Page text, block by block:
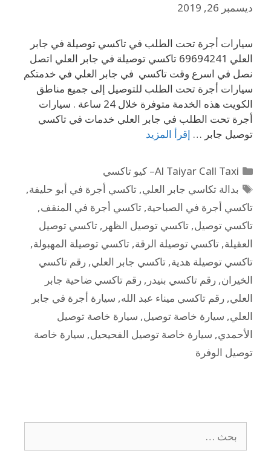
ديسمبر 26, 2019
سيارات أجرة تحت الطلب في تاكسي توصيلة في جابر
العلي 69694241 تاكسي توصيلة في جابر العلي اتصل
نصل في اسرع وقت تاكسي في جابر العلي في خدمتكم
سيارات أجرة تحت الطلب للتوصيل إلى جميع مناطق
الكويت هذه الخدمة متوفرة خلال 24 ساعة . سيارات
أجرة تحت الطلب في جابر العلي خدمات في تاكسي
توصيل جابر … إقرأ المزيد
Al Taiyar Call Taxi– كيو تاكسي
بدالة تكاسي جابر العلي,تاكسي أجرة في أبو حليفة,
تاكسي أجرة في الصباحية, تاكسي أجرة في المنقف,
تاكسي توصيل, تاكسي توصيل الظهر , تاكسي توصيل
العقيلة, تاكسي توصيلة الرقة, تاكسي توصيلة المهبولة,
تاكسي توصيلة هدية, تاكسي جابر العلي, رقم تاكسي
الخيران, رقم تاكسي بنيدر , رقم تاكسي ضاحية جابر
العلي, رقم تاكسي ميناء عبد الله, سيارة أجرة في جابر
العلي, سيارة خاصة توصيل, سيارة خاصة توصيل
الأحمدي, سيارة خاصة توصيل الفحيحيل, سيارة خاصة
توصيل الوفرة